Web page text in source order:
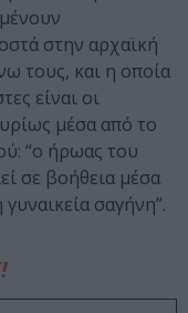
στην αρχαϊκή
τους, και η οποία
είναι οι
μέσα από το
“ο ήρωας του
σε βοήθεια μέσα
σαγήνη”.